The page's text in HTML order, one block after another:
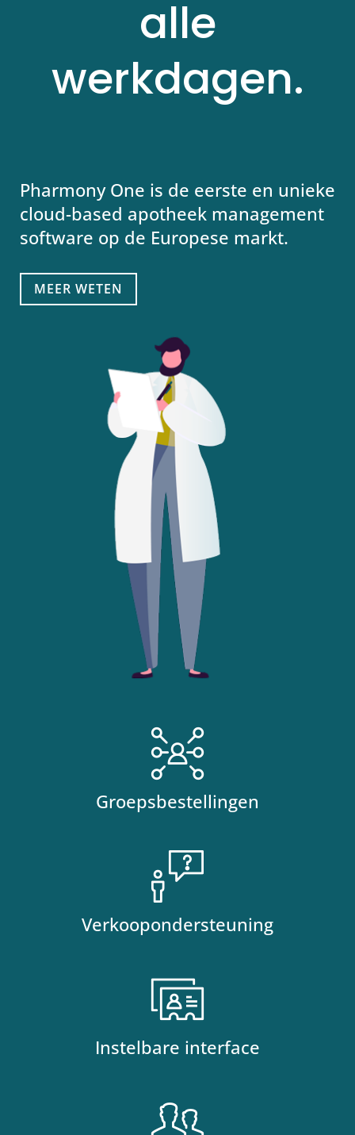
alle
werkdagen.
Pharmony One is de eerste en unieke
cloud-based apotheek management
software op de Europese markt.
MEER WETEN
Groepsbestellingen
Verkoopondersteuning
Instelbare interface